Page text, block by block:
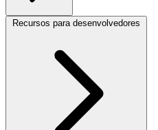
Recursos para desenvolvedores